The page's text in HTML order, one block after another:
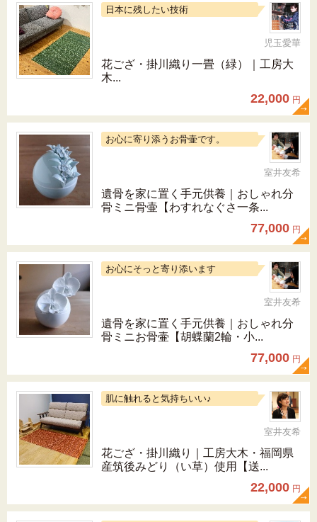
日本に残したい技術
児玉愛華
花ござ・掛川織り一畳（緑）｜工房大
木...
22,000 円
お心に寄り添うお骨壷です。
室井友希
遺骨を家に置く手元供養｜おしゃれ分
骨ミニ骨壷【わすれなぐさ一条...
77,000 円
お心にそっと寄り添います
室井友希
遺骨を家に置く手元供養｜おしゃれ分
骨ミニお骨壷【胡蝶蘭2輪・小...
77,000 円
肌に触れると気持ちいい♪
室井友希
花ござ・掛川織り｜工房大木・福岡県
産筑後みどり（い草）使用【送...
22,000 円